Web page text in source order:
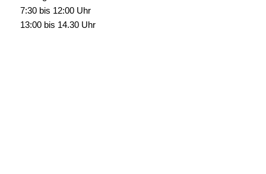
7:30 bis 12:00 Uhr
13:00 bis 14.30 Uhr